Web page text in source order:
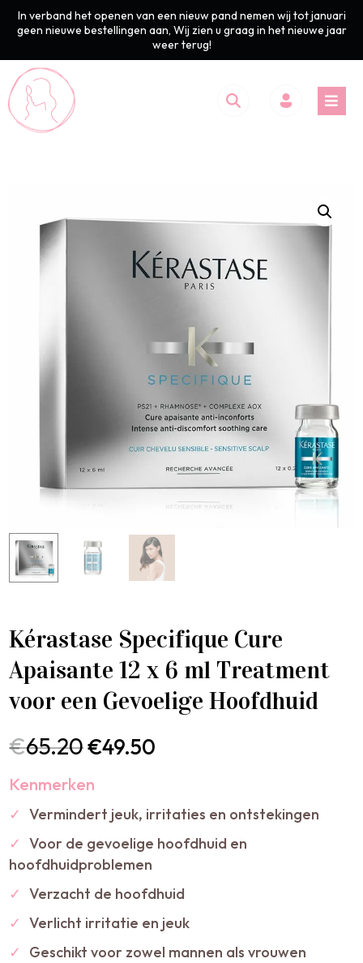
In verband het openen van een nieuw pand nemen wij tot januari
geen nieuwe bestellingen aan, Wij zien u graag in het nieuwe jaar
weer terug!
Kérastase Specifique Cure
Apaisante 12 x 6 ml Treatment
voor een Gevoelige Hoofdhuid
€65.20€49.50
Kenmerken
✓ Vermindert jeuk, irritaties en ontstekingen
✓ Voor de gevoelige hoofdhuid en
hoofdhuidproblemen
✓ Verzacht de hoofdhuid
✓ Verlicht irritatie en jeuk
✓
Geschikt voor zowel mannen als vrouwen